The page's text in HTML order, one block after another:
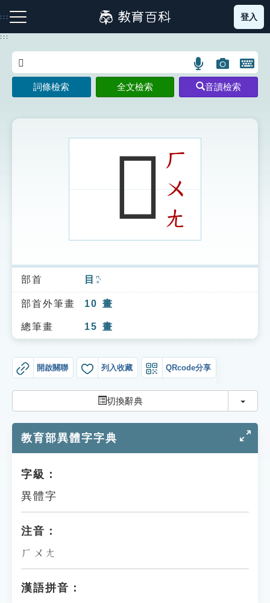
到
主
:::
注音索引圖示 筆畫索引圖示 部首索引表圖示
索引選單
知識索引
單字索引
貓頭鷹博士
登入
:::
語
言
搜
示
圖
片
搜
開
鍵
圖
詞條檢索 全文檢索 音讀檢索
𥉂ㄏ
ㄨ
ㄤ
部首 目 ㄇㄨˋ
部首外筆畫 10 畫
總筆畫 15 畫
開啟關聯 列入收藏 QRcode分享
切換辭典 切換
教育部異體字字典
字級：
異體字
注音：
ㄏㄨㄤ
漢語拼音：